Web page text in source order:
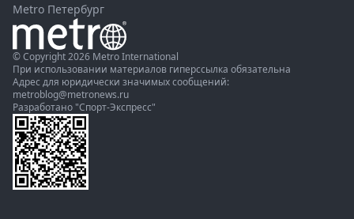
Metro Петербург
© Copyright 2026 Metro International
При использовании материалов гиперссылка обязательна
Адрес для юридически значимых сообщений:
metroblog@metronews.ru
Разработано "Спорт-Экспресс"